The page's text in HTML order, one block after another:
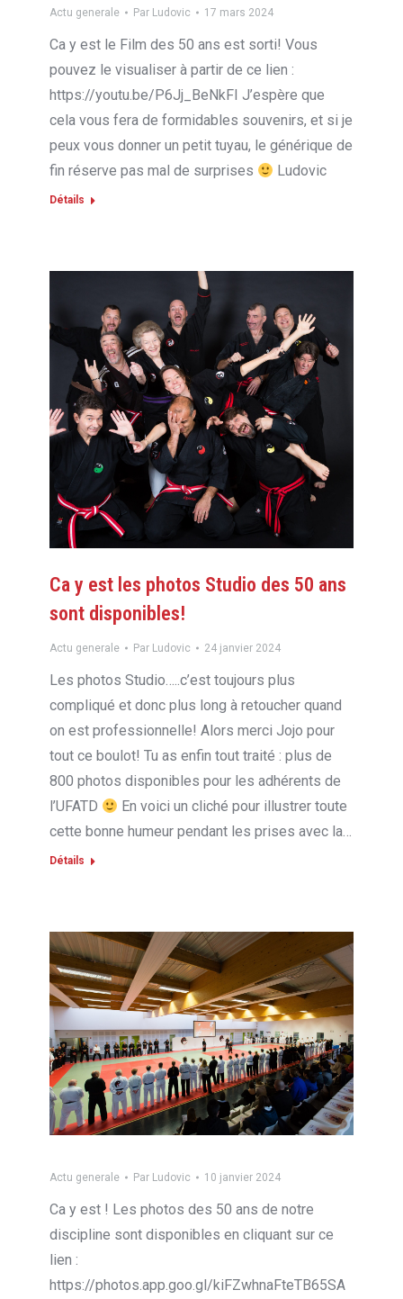
Actu generale Par Ludovic 17 mars 2024
Ca y est le Film des 50 ans est sorti! Vous
pouvez le visualiser à partir de ce lien :
https://youtu.be/P6Jj_BeNkFI J’espère que
cela vous fera de formidables souvenirs, et si je
peux vous donner un petit tuyau, le générique de
fin réserve pas mal de surprises
Ludovic
Détails
Ca y est les photos Studio des 50 ans
sont disponibles!
Actu generale Par Ludovic 24 janvier 2024
Les photos Studio…..c’est toujours plus
compliqué et donc plus long à retoucher quand
on est professionnelle! Alors merci Jojo pour
tout ce boulot! Tu as enfin tout traité : plus de
800 photos disponibles pour les adhérents de
l’UFATD
En voici un cliché pour illustrer toute
cette bonne humeur pendant les prises avec la…
Détails
Actu generale Par Ludovic 10 janvier 2024
Ca y est ! Les photos des 50 ans de notre
discipline sont disponibles en cliquant sur ce
lien :
https://photos.app.goo.gl/kiFZwhnaFteTB65SA